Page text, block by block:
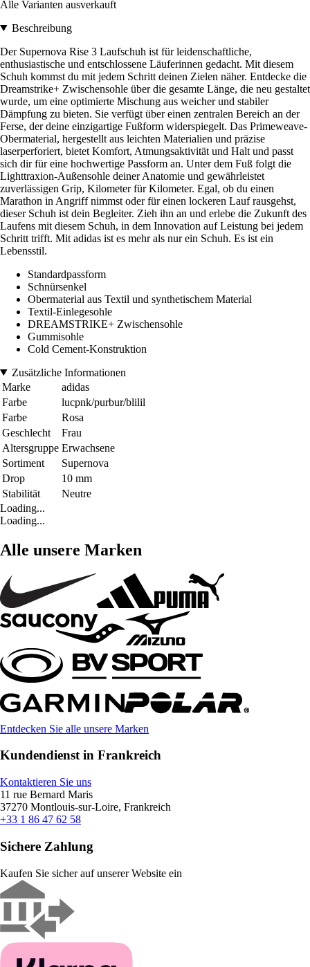
Alle Varianten ausverkauft
Beschreibung
Der Supernova Rise 3 Laufschuh ist für leidenschaftliche,
enthusiastische und entschlossene Läuferinnen gedacht. Mit diesem
Schuh kommst du mit jedem Schritt deinen Zielen näher. Entdecke die
Dreamstrike+ Zwischensohle über die gesamte Länge, die neu gestaltet
wurde, um eine optimierte Mischung aus weicher und stabiler
Dämpfung zu bieten. Sie verfügt über einen zentralen Bereich an der
Ferse, der deine einzigartige Fußform widerspiegelt. Das Primeweave-
Obermaterial, hergestellt aus leichten Materialien und präzise
laserperforiert, bietet Komfort, Atmungsaktivität und Halt und passt
sich dir für eine hochwertige Passform an. Unter dem Fuß folgt die
Lighttraxion-Außensohle deiner Anatomie und gewährleistet
zuverlässigen Grip, Kilometer für Kilometer. Egal, ob du einen
Marathon in Angriff nimmst oder für einen lockeren Lauf rausgehst,
dieser Schuh ist dein Begleiter. Zieh ihn an und erlebe die Zukunft des
Laufens mit diesem Schuh, in dem Innovation auf Leistung bei jedem
Schritt trifft. Mit adidas ist es mehr als nur ein Schuh. Es ist ein
Lebensstil.
Standardpassform
Schnürsenkel
Obermaterial aus Textil und synthetischem Material
Textil-Einlegesohle
DREAMSTRIKE+ Zwischensohle
Gummisohle
Cold Cement-Konstruktion
Zusätzliche Informationen
Marke
adidas
Farbe
lucpnk/purbur/blilil
Farbe
Rosa
Geschlecht
Frau
Altersgruppe Erwachsene
Sortiment
Supernova
Drop
10 mm
Stabilität
Neutre
Loading...
Loading...
Alle unsere Marken
Entdecken Sie alle unsere Marken
Kundendienst in Frankreich
Kontaktieren Sie uns
11 rue Bernard Maris
37270 Montlouis-sur-Loire, Frankreich
+33 1 86 47 62 58
Sichere Zahlung
Kaufen Sie sicher auf unserer Website ein